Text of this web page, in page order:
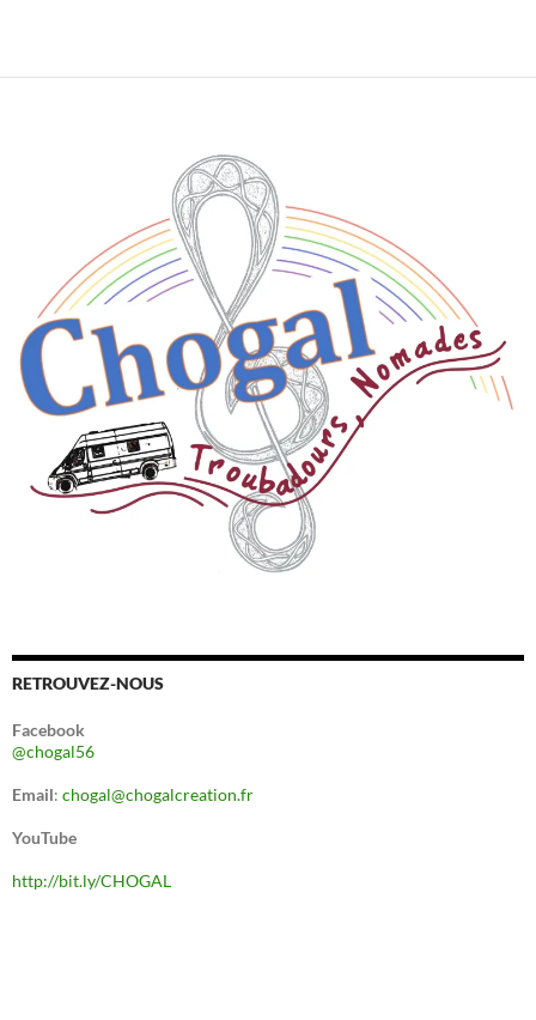
RETROUVEZ-NOUS
Facebook
@chogal56
Email: chogal@chogalcreation.fr
YouTube
http://bit.ly/CHOGAL